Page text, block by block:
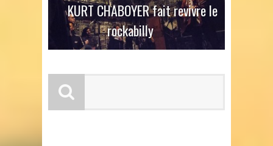
KURT CHABOYER fait revivre le
rockabilly